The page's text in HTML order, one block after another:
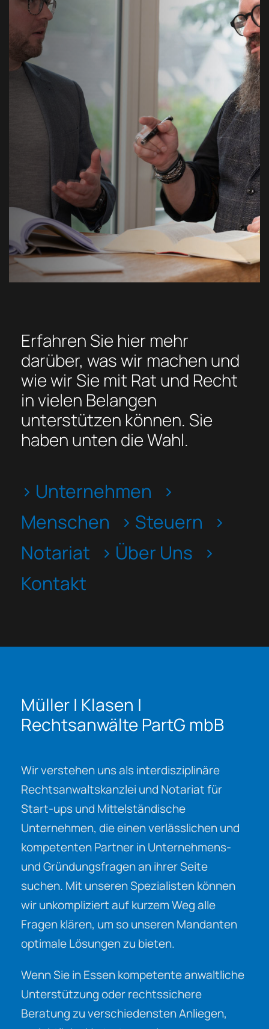
Erfahren Sie hier mehr
darüber, was wir machen und
wie wir Sie mit Rat und Recht
in vielen Belangen
unterstützen können. Sie
haben unten die Wahl.
> Unternehmen
>
Menschen
> Steuern
>
Notariat
> Über Uns
>
Kontakt
Müller | Klasen |
Rechtsanwälte PartG mbB
Wir verstehen uns als interdisziplinäre
Rechtsanwaltskanzlei und Notariat für
Start-ups und Mittelständische
Unternehmen, die einen verlässlichen und
kompetenten Partner in Unternehmens-
und Gründungsfragen an ihrer Seite
suchen. Mit unseren Spezialisten können
wir unkompliziert auf kurzem Weg alle
Fragen klären, um so unseren Mandanten
optimale Lösungen zu bieten.
Wenn Sie in Essen kompetente anwaltliche
Unterstützung oder rechtssichere
Beratung zu verschiedensten Anliegen,